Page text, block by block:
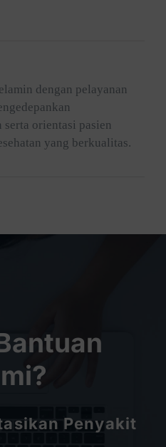
dengan pelayanan
orientasi pasien
yang berkualitas.
Penyakit